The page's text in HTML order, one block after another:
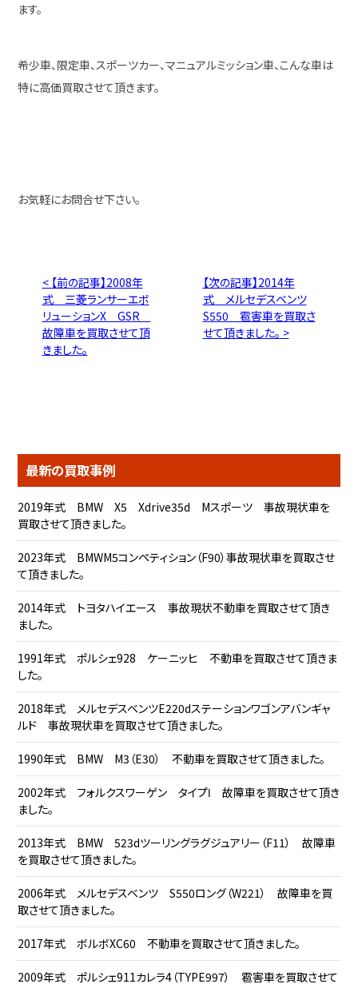
ます。
希少車、限定車、スポーツカー、マニュアルミッション車、こんな車は
特に高価買取させて頂きます。
お気軽にお問合せ下さい。
< 【前の記事】2008年
式 三菱ランサーエボ
リューションX GSR
故障車を買取させて頂
きました。
【次の記事】2014年
式 メルセデスベンツ
S550 雹害車を買取さ
せて頂きました。 >
最新の買取事例
2019年式 BMW X5 Xdrive35d Mスポーツ 事故現状車を
買取させて頂きました。
2023年式 BMWM5コンペティション（F90）事故現状車を買取させ
て頂きました。
2014年式 トヨタハイエース 事故現状不動車を買取させて頂き
ました。
1991年式 ポルシェ928 ケーニッヒ 不動車を買取させて頂きま
した。
2018年式 メルセデスベンツE220dステーションワゴンアバンギャ
ルド 事故現状車を買取させて頂きました。
1990年式 BMW M3（E30） 不動車を買取させて頂きました。
2002年式 フォルクスワーゲン タイプⅠ 故障車を買取させて頂き
ました。
2013年式 BMW 523dツーリングラグジュアリー（F11） 故障車
を買取させて頂きました。
2006年式 メルセデスベンツ S550ロング（W221） 故障車を買
取させて頂きました。
2017年式 ボルボXC60 不動車を買取させて頂きました。
2009年式 ポルシェ911カレラ4（TYPE997） 雹害車を買取させて